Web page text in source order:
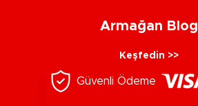
Armağan Blog
Keşfedin >>
Güvenli Ödeme